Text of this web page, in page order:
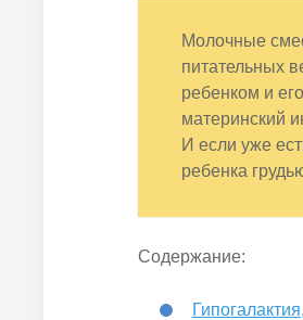
Молочные
питательных
ребенком и
материнский
И если уже
ребенка
Содержание: